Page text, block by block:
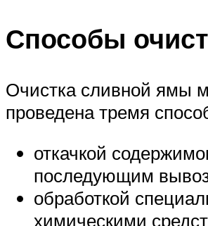
Способы
Очистка сливной ямы
проведена тремя
откачкой
последующим
обработкой
химическими